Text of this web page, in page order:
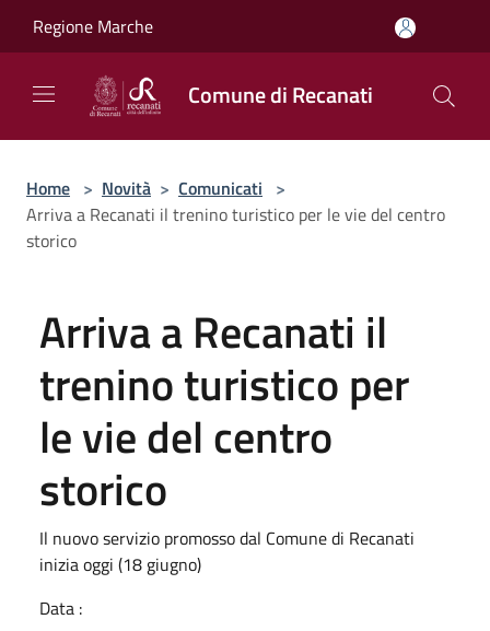
Regione Marche
Comune di Recanati
Home > Novità > Comunicati >
Arriva a Recanati il trenino turistico per le vie del centro
storico
Arriva a Recanati il
trenino turistico per
le vie del centro
storico
Il nuovo servizio promosso dal Comune di Recanati
inizia oggi (18 giugno)
Data :